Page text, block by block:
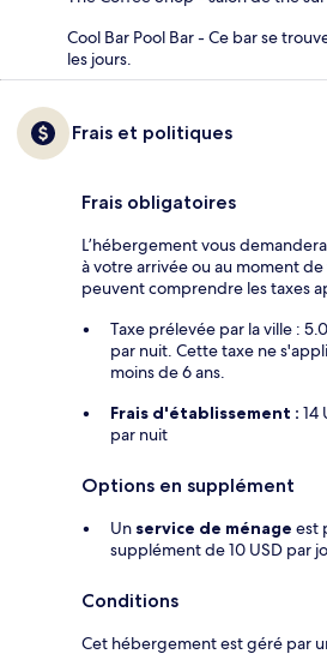
Cool Bar Pool Bar - Ce bar se
les jours.
Frais et politiques
Frais obligatoires
L’hébergement vous
à votre arrivée ou au moment
peuvent comprendre les taxes
Taxe prélevée par la ville :
par nuit. Cette taxe ne
moins de 6 ans.
Frais d'établissement : 14
par nuit
Options en supplément
Un service de ménage est
supplément de 10 USD par
Conditions
Cet hébergement est géré par